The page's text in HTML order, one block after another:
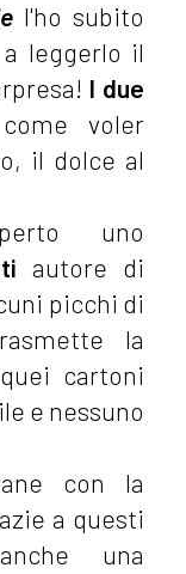
l'ho subito
leggerlo il
I due
voler
il dolce al
uno
autore di
picchi di
la
cartoni
e nessuno
con la
a questi
una